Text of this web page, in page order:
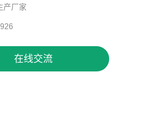
产厂家
在线交流